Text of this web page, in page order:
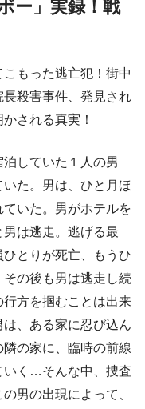
ー」実録！戦
もった逃亡犯！街中
殺害事件、発見され
される真実！
していた１人の男
た。男は、ひと月ほ
いた。男がホテルを
は逃走。逃げる最
とりが死亡、もうひ
の後も男は逃走し続
方を掴むことは出来
、ある家に忍び込ん
の家に、臨時の前線
いく…そんな中、捜査
男の出現によって、